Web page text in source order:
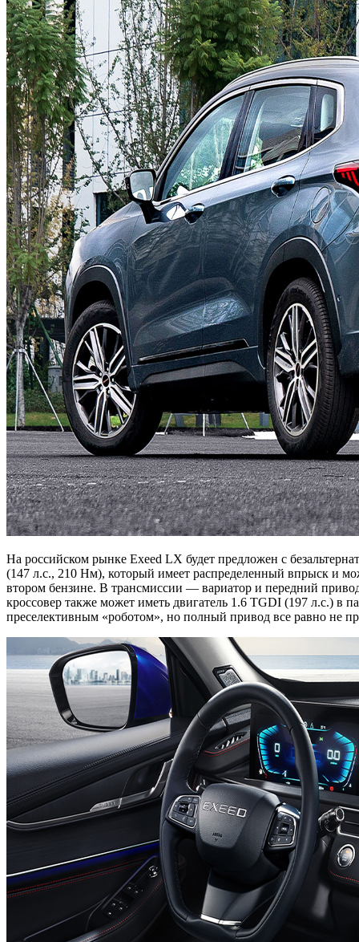
На российском рынке Exeed LX будет предложен с
(147 л.с., 210 Нм), который имеет распределенный впрыск и
втором бензине. В трансмиссии — вариатор и передний
кроссовер также может иметь двигатель 1.6 TGDI (197 л.с.) в
преселективным «роботом», но полный привод все равно не